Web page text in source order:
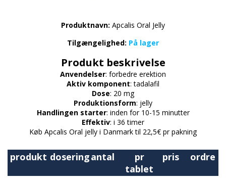
Produktnavn: Apcalis Oral Jelly
Tilgængelighed: På lager
Produkt beskrivelse
Anvendelser: forbedre erektion
Aktiv komponent: tadalafil
Dose: 20 mg
Produktionsform: jelly
Handlingen starter: inden for 10-15 minutter
Effektiv: i 36 timer
Køb Apcalis Oral jelly i Danmark til 22,5€ pr pakning
produkt doseringantal
pr
tablet
pris ordre